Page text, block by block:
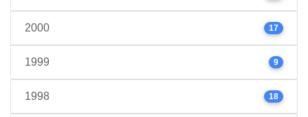
2000 17
1999 9
1998 18